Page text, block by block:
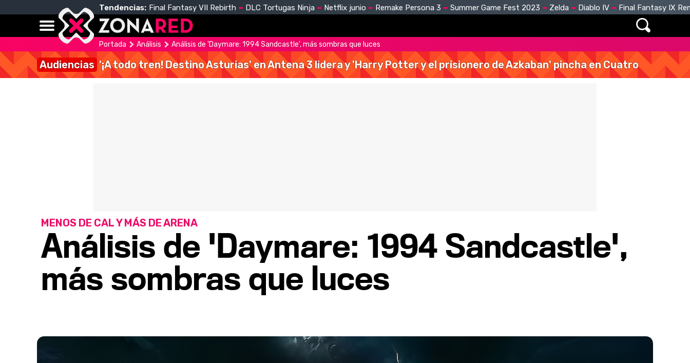
Tendencias: Final Fantasy VII Rebirth DLC Tortugas Ninja Netflix junio Remake Persona 3 Summer Game Fest 2023 Zelda Diablo IV Final Fantasy IX
Portada Análisis Análisis de 'Daymare: 1994 Sandcastle', más sombras que luces
Audiencias '¡A todo tren! Destino Asturias' en Antena 3 lidera y 'Harry Potter y el prisionero de Azkaban' pincha en Cuatro
Análisis de 'Daymare: 1994 Sandcastle',
más sombras que luces
MENOS DE CAL Y MÁS DE ARENA